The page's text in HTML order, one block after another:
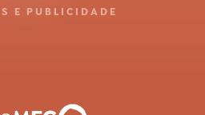
E PUBLICIDADE